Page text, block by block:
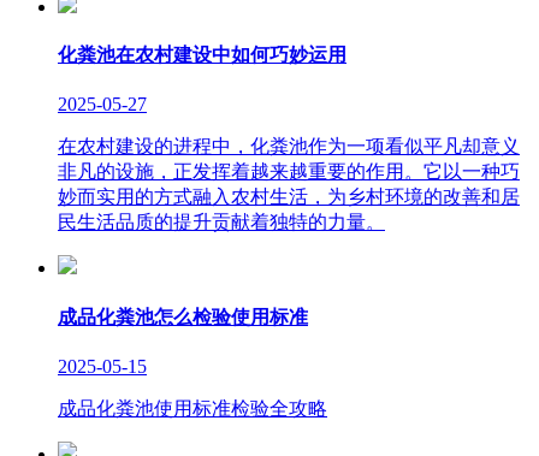
化粪池在农村建设中如何巧妙运用
2025-05-27
在农村建设的进程中，化粪池作为一项看似平凡却意义
非凡的设施，正发挥着越来越重要的作用。它以一种巧
妙而实用的方式融入农村生活，为乡村环境的改善和居
民生活品质的提升贡献着独特的力量。
成品化粪池怎么检验使用标准
2025-05-15
成品化粪池使用标准检验全攻略